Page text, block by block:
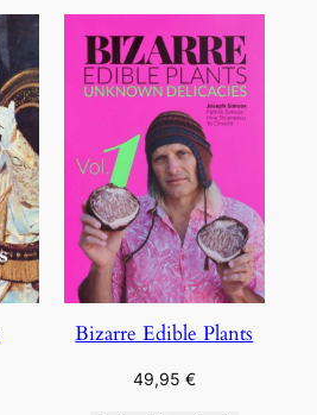
Bizarre Edible Plants
49,95 €